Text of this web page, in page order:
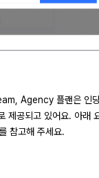
Agency 플랜은 인
제공되고 있어요. 아래
를 참고해 주세요.